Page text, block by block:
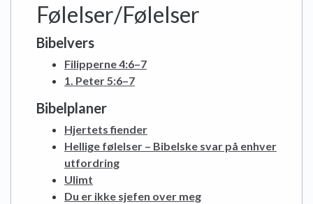
Følelser/Følelser
Bibelvers
Filipperne 4:6–7
1. Peter 5:6–7
Bibelplaner
Hjertets fiender
Hellige følelser – Bibelske svar på enhver
utfordring
Ulimt
Du er ikke sjefen over meg